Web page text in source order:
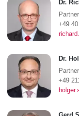
Dr.
Partner
+49
Dr.
Partner
+49